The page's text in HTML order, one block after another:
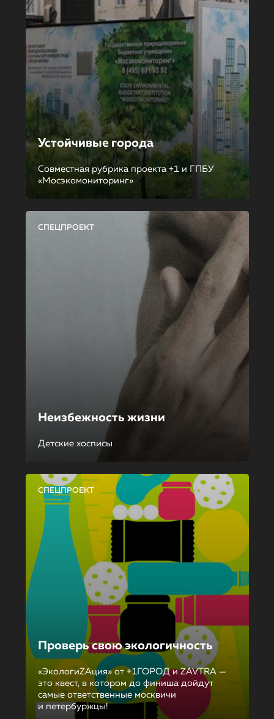
Устойчивые города
Совместная рубрика проекта +1 и ГПБУ
«Мосэкомониторинг»
СПЕЦПРОЕКТ
Неизбежность жизни
Детские хосписы
СПЕЦПРОЕКТ
Проверь свою экологичность
«ЭкологиZAция» от +1ГОРОД и ZAVTRA —
это квест, в котором до финиша дойдут
самые ответственные москвичи
и петербуржцы!